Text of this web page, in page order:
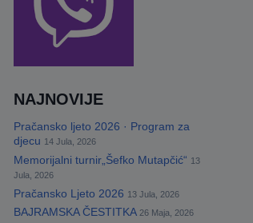
NAJNOVIJE
Pračansko ljeto 2026 · Program za
djecu 14 Jula, 2026
Memorijalni turnir„Šefko Mutapčić“ 13
Jula, 2026
Pračansko Ljeto 2026 13 Jula, 2026
BAJRAMSKA ČESTITKA 26 Maja, 2026